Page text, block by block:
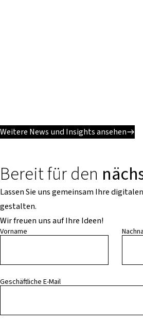
Weitere News und Insights ansehen
Bereit für den
Lassen Sie uns gemeinsam Ihre
gestalten.
Wir freuen uns auf Ihre Ideen!
Vorname
Geschäftliche E-Mail